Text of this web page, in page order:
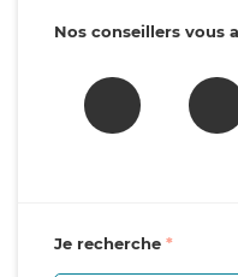
Nos conseillers vous
Je recherche